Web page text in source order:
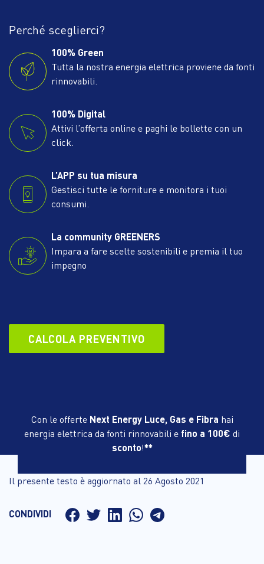
Perché sceglierci?
100% Green
Tutta la nostra energia elettrica proviene da fonti
rinnovabili.
100% Digital
Attivi l’offerta online e paghi le bollette con un
click.
L’APP su tua misura
Gestisci tutte le forniture e monitora i tuoi
consumi.
La community GREENERS
Impara a fare scelte sostenibili e premia il tuo
impegno
CALCOLA PREVENTIVO
Con le offerte Next Energy Luce, Gas e Fibra hai
energia elettrica da fonti rinnovabili e fino a 100€ di
sconto!**
Il presente testo è aggiornato al 26 Agosto 2021
CONDIVIDI